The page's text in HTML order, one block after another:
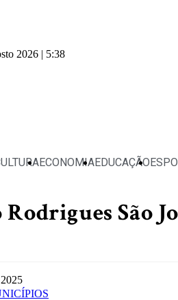
2026 | 5:38
ECONOMIAEDUCAÇÃO
São